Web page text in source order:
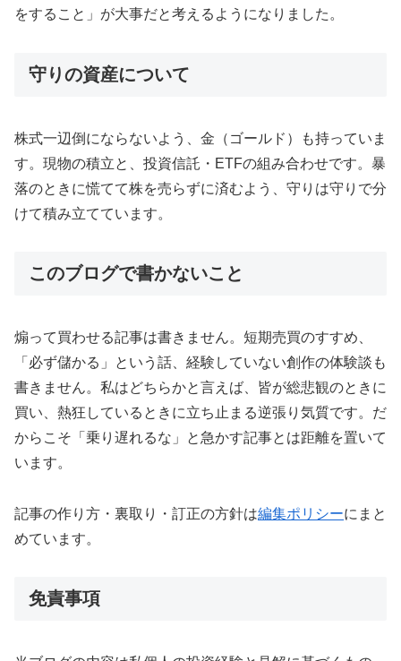
をすること」が大事だと考えるようになりました。
守りの資産について
株式一辺倒にならないよう、金（ゴールド）も持っていま
す。現物の積立と、投資信託・ETFの組み合わせです。暴
落のときに慌てて株を売らずに済むよう、守りは守りで分
けて積み立てています。
このブログで書かないこと
煽って買わせる記事は書きません。短期売買のすすめ、
「必ず儲かる」という話、経験していない創作の体験談も
書きません。私はどちらかと言えば、皆が総悲観のときに
買い、熱狂しているときに立ち止まる逆張り気質です。だ
からこそ「乗り遅れるな」と急かす記事とは距離を置いて
います。
記事の作り方・裏取り・訂正の方針は編集ポリシーにまと
めています。
免責事項